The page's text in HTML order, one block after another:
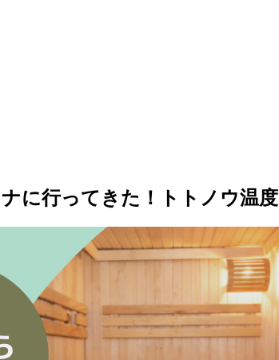
に行ってきた！トトノウ温度